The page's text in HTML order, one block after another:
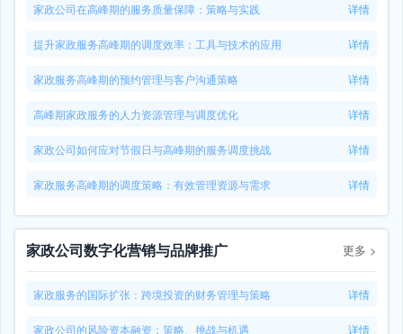
家政公司在高峰期的服务质量保障：策略与实践 详情
提升家政服务高峰期的调度效率：工具与技术的应用 详情
家政服务高峰期的预约管理与客户沟通策略 详情
高峰期家政服务的人力资源管理与调度优化 详情
家政公司如何应对节假日与高峰期的服务调度挑战 详情
家政服务高峰期的调度策略：有效管理资源与需求 详情
家政公司数字化营销与品牌推广 更多 >
家政服务的国际扩张：跨境投资的财务管理与策略 详情
家政公司的风险资本融资：策略、挑战与机遇 详情